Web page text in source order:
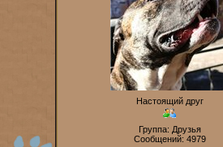
Настоящий друг
Группа: Друзья
Сообщений: 4979